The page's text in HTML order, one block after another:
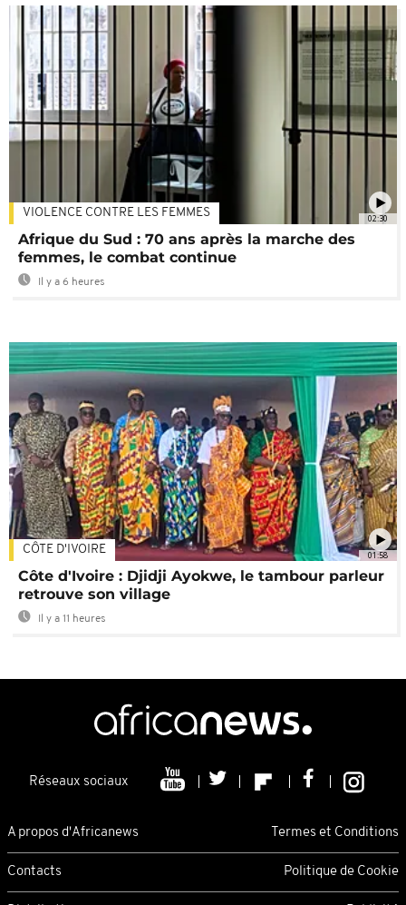
02:30
VIOLENCE CONTRE LES FEMMES
Afrique du Sud : 70 ans après la marche des
femmes, le combat continue
Il y a 6 heures
01:58
CÔTE D'IVOIRE
Côte d'Ivoire : Djidji Ayokwe, le tambour parleur
retrouve son village
Il y a 11 heures
Réseaux sociaux
A propos d'Africanews Termes et Conditions
Contacts Politique de Cookie